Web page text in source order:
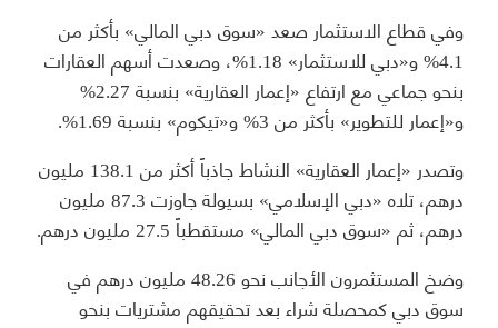
وفي قطاع الاستثمار صعد «سوق دبي المالي» بأكثر من
4.1% و«دبي للاستثمار» 1.18%، وصعدت أسهم العقارات
بنحو جماعي مع ارتفاع «إعمار العقارية» بنسبة 2.27%
و«إعمار للتطوير» بأكثر من 3% و«تيكوم» بنسبة 1.69%.
وتصدر «إعمار العقارية» النشاط جاذباً أكثر من 138.1 مليون
درهم، تلاه «دبي الإسلامي» بسيولة جاوزت 87.3 مليون
درهم، ثم «سوق دبي المالي» مستقطباً 27.5 مليون درهم.
وضخ المستثمرون الأجانب نحو 48.26 مليون درهم في
سوق دبي كمحصلة شراء بعد تحقيقهم مشتريات بنحو